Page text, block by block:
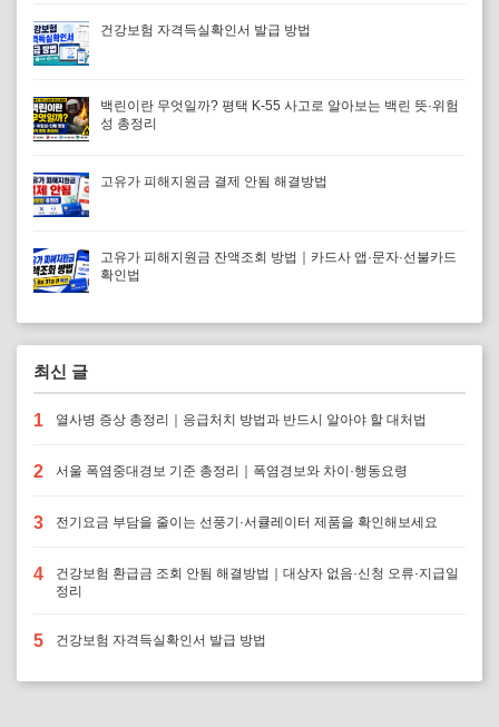
건강보험 자격득실확인서 발급 방법
백린이란 무엇일까? 평택 K-55 사고로 알아보는 백린 뜻·위험
성 총정리
고유가 피해지원금 결제 안됨 해결방법
고유가 피해지원금 잔액조회 방법｜카드사 앱·문자·선불카드
확인법
최신 글
1 열사병 증상 총정리｜응급처치 방법과 반드시 알아야 할 대처법
2 서울 폭염중대경보 기준 총정리｜폭염경보와 차이·행동요령
3 전기요금 부담을 줄이는 선풍기·서큘레이터 제품을 확인해보세요
4
건강보험 환급금 조회 안됨 해결방법｜대상자 없음·신청 오류·지급일
정리
5 건강보험 자격득실확인서 발급 방법